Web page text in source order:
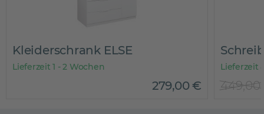
Kleiderschrank ELSE
Lieferzeit 1 - 2 Wochen
279,00€
Lieferzeit